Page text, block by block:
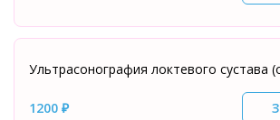
Ультрасонография локтевого сустава
1200 ₽